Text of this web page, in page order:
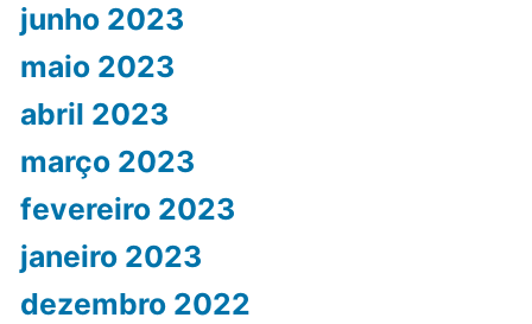
junho 2023
maio 2023
abril 2023
março 2023
fevereiro 2023
janeiro 2023
dezembro 2022